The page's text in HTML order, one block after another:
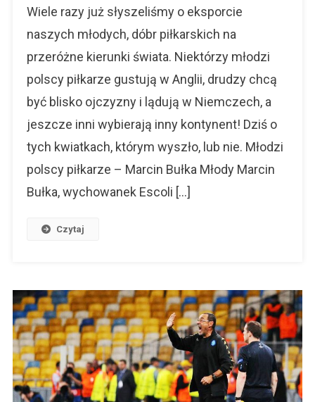
Piłkarze
Gdzie
Teraz
Wiele razy już słyszeliśmy o eksporcie
naszych młodych, dóbr piłkarskich na
przeróżne kierunki świata. Niektórzy młodzi
polscy piłkarze gustują w Anglii, drudzy chcą
być blisko ojczyzny i lądują w Niemczech, a
jeszcze inni wybierają inny kontynent! Dziś o
tych kwiatkach, którym wyszło, lub nie. Młodzi
polscy piłkarze – Marcin Bułka Młody Marcin
Bułka, wychowanek Escoli […]
Czytaj